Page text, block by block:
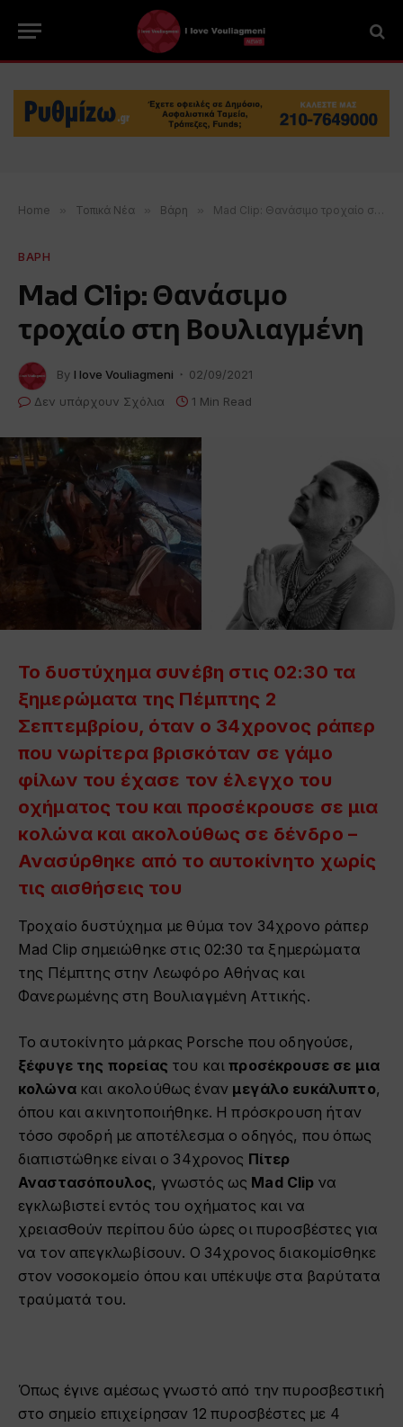
Home » Τοπικά Νέα » Βάρη » Mad Clip: Θανάσιμο τροχαίο στη Βουλιαγμένη
ΒΑΡΗ
Mad Clip: Θανάσιμο
τροχαίο στη Βουλιαγμένη
By I love Vouliagmeni
02/09/2021
Δεν υπάρχουν Σχόλια
1 Min Read
Το δυστύχημα συνέβη στις 02:30 τα
ξημερώματα της Πέμπτης 2
Σεπτεμβρίου, όταν ο 34χρονος ράπερ
που νωρίτερα βρισκόταν σε γάμο
φίλων του έχασε τον έλεγχο του
οχήματος του και προσέκρουσε σε μια
κολώνα και ακολούθως σε δένδρο –
Ανασύρθηκε από το αυτοκίνητο χωρίς
τις αισθήσεις του
Τροχαίο δυστύχημα με θύμα τον 34χρονο ράπερ
Mad Clip σημειώθηκε στις 02:30 τα ξημερώματα
της Πέμπτης στην Λεωφόρο Αθήνας και
Φανερωμένης στη Βουλιαγμένη Αττικής.
To αυτοκίνητο μάρκας Porsche που οδηγούσε,
ξέφυγε της πορείας του καιπροσέκρουσε σε μια
κολώνακαι ακολούθως έναν μεγάλο ευκάλυπτο,
όπου και ακινητοποιήθηκε. Η πρόσκρουση ήταν
τόσο σφοδρή με αποτέλεσμα ο οδηγός, που όπως
διαπιστώθηκε είναι ο 34χρονος Πίτερ
Αναστασόπουλος, γνωστός ως Mad Clip να
εγκλωβιστεί εντός του οχήματος και να
χρειασθούν περίπου δύο ώρες οι πυροσβέστες για
να τον απεγκλωβίσουν. Ο 34χρονος διακομίσθηκε
στον νοσοκομείο όπου και υπέκυψε στα βαρύτατα
τραύματά του.
Όπως έγινε αμέσως γνωστό από την πυροσβεστική
στο σημείο επιχείρησαν 12 πυροσβέστες με 4